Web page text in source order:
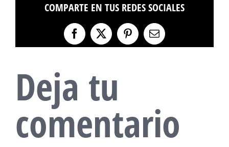
COMPARTE EN TUS REDES SOCIALES
Facebook
X PinterestCorreo
electrónico
Deja tu
comentario